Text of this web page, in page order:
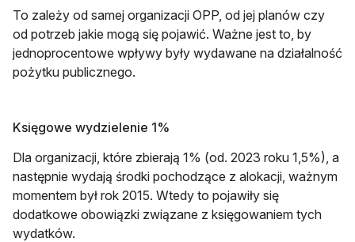
To zależy od samej organizacji OPP, od jej planów czy
od potrzeb jakie mogą się pojawić. Ważne jest to, by
jednoprocentowe wpływy były wydawane na działalność
pożytku publicznego.
Księgowe wydzielenie 1%
Dla organizacji, które zbierają 1% (od. 2023 roku 1,5%), a
następnie wydają środki pochodzące z alokacji, ważnym
momentem był rok 2015. Wtedy to pojawiły się
dodatkowe obowiązki związane z księgowaniem tych
wydatków.